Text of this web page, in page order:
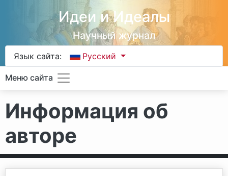
Идеи и Идеалы
Научный журнал
Язык сайта: Русский
Меню сайта
Информация об
авторе